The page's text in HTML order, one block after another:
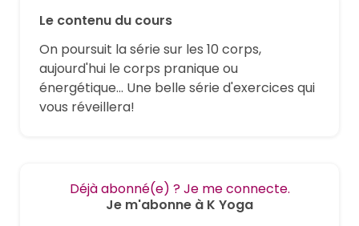
Le contenu du cours
On poursuit la série sur les 10 corps,
aujourd'hui le corps pranique ou
énergétique... Une belle série d'exercices qui
vous réveillera!
Déjà abonné(e) ? Je me connecte.
Je m'abonne à K Yoga